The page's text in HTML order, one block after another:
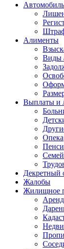
Алименты
Виды
Выплаты и
Опека
Декретный
Жалобы
Жилищное